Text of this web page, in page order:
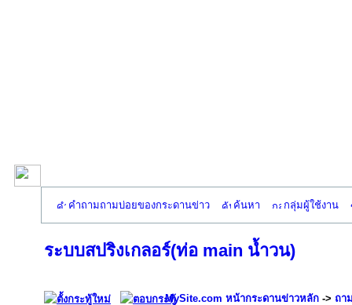
คำถามถามบ่อยของกระดานข่าว ค้นหา กลุ่มผู้ใช้งาน
ระบบสปริงเกลอร์(ท่อ main น้ำวน)
MySite.com หน้ากระดานข่าวหลัก -> ถา